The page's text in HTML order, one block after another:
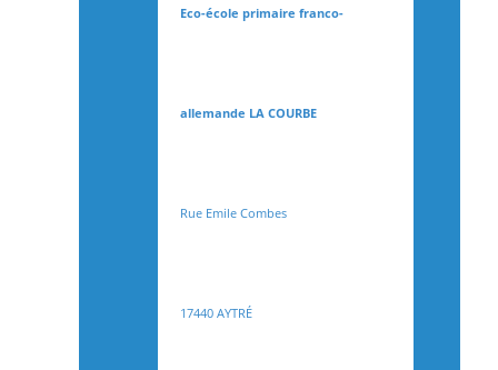
Eco-école primaire franco-
allemande LA COURBE
Rue Emile Combes
17440 AYTRÉ